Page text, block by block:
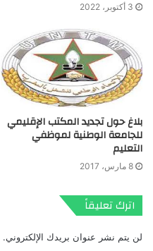
3 أكتوبر، 2022
بلاغ حول تجديد المكتب الإقليمي
للجامعة الوطنية لموظفي
التعليم
8 مارس، 2017
اترك تعليقاً
لن يتم نشر عنوان بريدك الإلكتروني.